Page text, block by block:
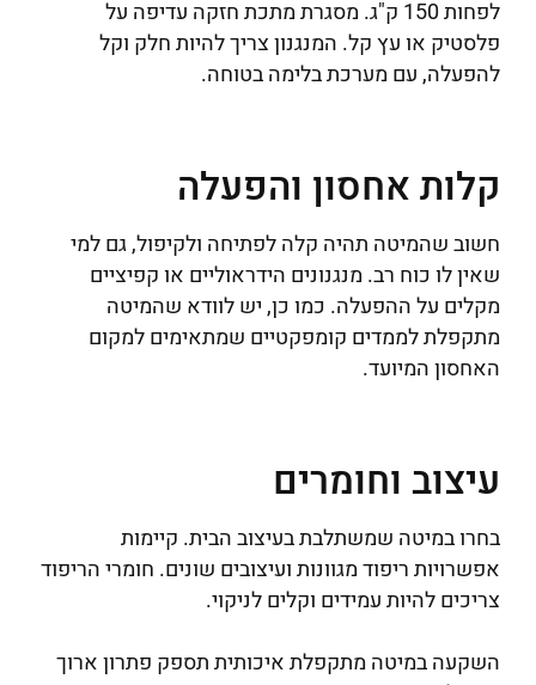
לפחות 150 ק"ג. מסגרת מתכת חזקה עדיפה על
פלסטיק או עץ קל. המנגנון צריך להיות חלק וקל
להפעלה, עם מערכת בלימה בטוחה.
קלות אחסון והפעלה
חשוב שהמיטה תהיה קלה לפתיחה ולקיפול, גם למי
שאין לו כוח רב. מנגנונים הידראוליים או קפיציים
מקלים על ההפעלה. כמו כן, יש לוודא שהמיטה
מתקפלת לממדים קומפקטיים שמתאימים למקום
האחסון המיועד.
עיצוב וחומרים
בחרו במיטה שמשתלבת בעיצוב הבית. קיימות
אפשרויות ריפוד מגוונות ועיצובים שונים. חומרי הריפוד
צריכים להיות עמידים וקלים לניקוי.
השקעה במיטה מתקפלת איכותית תספק פתרון ארוך